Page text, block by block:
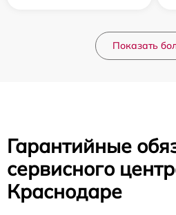
Показать
Гарантийные
сервисного
Краснодаре